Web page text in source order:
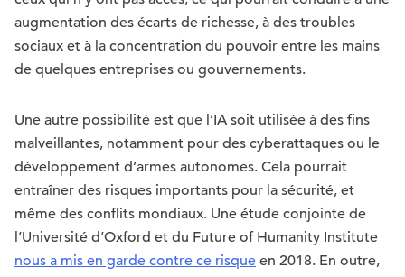
augmentation des écarts de richesse, à des troubles
sociaux et à la concentration du pouvoir entre les mains
de quelques entreprises ou gouvernements.
Une autre possibilité est que l’IA soit utilisée à des fins
malveillantes, notamment pour des cyberattaques ou le
développement d’armes autonomes. Cela pourrait
entraîner des risques importants pour la sécurité, et
même des conflits mondiaux. Une étude conjointe de
l’Université d’Oxford et du Future of Humanity Institute
nous a mis en garde contre ce risque en 2018. En outre,